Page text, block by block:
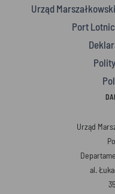
Urząd
Port
Urząd
al.